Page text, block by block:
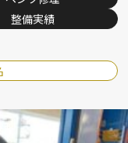
整備実績